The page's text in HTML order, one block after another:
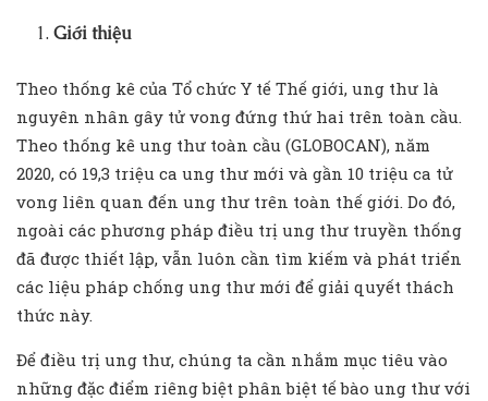
Giới thiệu
Theo thống kê của Tổ chức Y tế Thế giới, ung thư là
nguyên nhân gây tử vong đứng thứ hai trên toàn cầu.
Theo thống kê ung thư toàn cầu (GLOBOCAN), năm
2020, có 19,3 triệu ca ung thư mới và gần 10 triệu ca tử
vong liên quan đến ung thư trên toàn thế giới. Do đó,
ngoài các phương pháp điều trị ung thư truyền thống
đã được thiết lập, vẫn luôn cần tìm kiếm và phát triển
các liệu pháp chống ung thư mới để giải quyết thách
thức này.
Để điều trị ung thư, chúng ta cần nhắm mục tiêu vào
những đặc điểm riêng biệt phân biệt tế bào ung thư với